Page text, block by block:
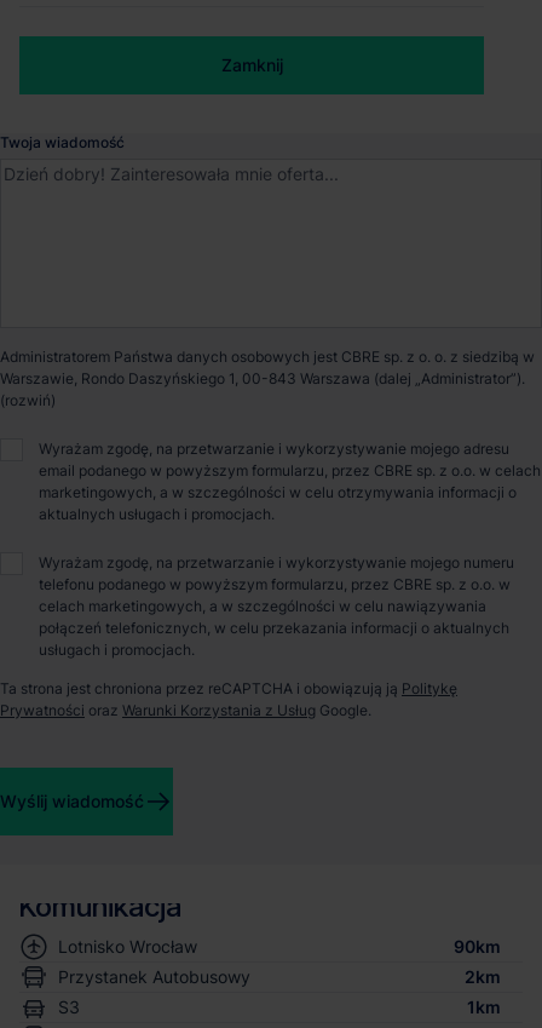
Opiekun nieruchomości
Bartosz Lipski
Powierzchnia gruntu
Maksymalna powierzchnia
Maksymalna wysokość
zabudowy
49
Minimalna powierzchnia
biologicznie czynna
5%
Komunikacja
Lotnisko Wrocław
90km
Przystanek Autobusowy
2km
S3
1km
Zamknij
Twoja wiadomość
Administratorem Państwa danych osobowych jest CBRE sp. z o. o. z siedzibą w
Warszawie, Rondo Daszyńskiego 1, 00-843 Warszawa (dalej „Administrator”).
Wyrażam zgodę, na przetwarzanie i wykorzystywanie mojego adresu
email podanego w powyższym formularzu, przez CBRE sp. z o.o. w celach
marketingowych, a w szczególności w celu otrzymywania informacji o
aktualnych usługach i promocjach.
Wyrażam zgodę, na przetwarzanie i wykorzystywanie mojego numeru
telefonu podanego w powyższym formularzu, przez CBRE sp. z o.o. w
celach marketingowych, a w szczególności w celu nawiązywania
połączeń telefonicznych, w celu przekazania informacji o aktualnych
usługach i promocjach.
Ta strona jest chroniona przez reCAPTCHA i obowiązują ją Politykę
Prywatności oraz Warunki Korzystania z Usług Google.
Wyślij wiadomość
Zamknij